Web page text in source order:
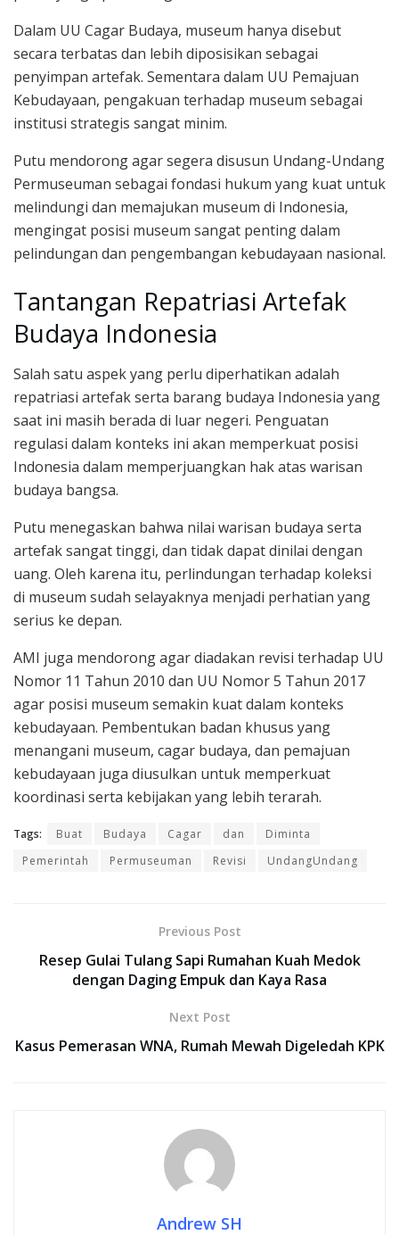
Dalam UU Cagar Budaya, museum hanya disebut
secara terbatas dan lebih diposisikan sebagai
penyimpan artefak. Sementara dalam UU Pemajuan
Kebudayaan, pengakuan terhadap museum sebagai
institusi strategis sangat minim.
Putu mendorong agar segera disusun Undang-Undang
Permuseuman sebagai fondasi hukum yang kuat untuk
melindungi dan memajukan museum di Indonesia,
mengingat posisi museum sangat penting dalam
pelindungan dan pengembangan kebudayaan nasional.
Tantangan Repatriasi Artefak
Budaya Indonesia
Salah satu aspek yang perlu diperhatikan adalah
repatriasi artefak serta barang budaya Indonesia yang
saat ini masih berada di luar negeri. Penguatan
regulasi dalam konteks ini akan memperkuat posisi
Indonesia dalam memperjuangkan hak atas warisan
budaya bangsa.
Putu menegaskan bahwa nilai warisan budaya serta
artefak sangat tinggi, dan tidak dapat dinilai dengan
uang. Oleh karena itu, perlindungan terhadap koleksi
di museum sudah selayaknya menjadi perhatian yang
serius ke depan.
AMI juga mendorong agar diadakan revisi terhadap UU
Nomor 11 Tahun 2010 dan UU Nomor 5 Tahun 2017
agar posisi museum semakin kuat dalam konteks
kebudayaan. Pembentukan badan khusus yang
menangani museum, cagar budaya, dan pemajuan
kebudayaan juga diusulkan untuk memperkuat
koordinasi serta kebijakan yang lebih terarah.
Tags: Buat Budaya Cagar dan
Diminta
Pemerintah
Permuseuman Revisi UndangUndang
Previous Post
Resep Gulai Tulang Sapi Rumahan Kuah Medok
dengan Daging Empuk dan Kaya Rasa
Next Post
Kasus Pemerasan WNA, Rumah Mewah Digeledah KPK
Andrew SH